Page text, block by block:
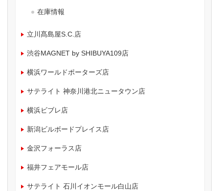
在庫情報
立川髙島屋S.C.店
渋谷MAGNET by SHIBUYA109店
横浜ワールドポーターズ店
サテライト 神奈川港北ニュータウン店
横浜ビブレ店
新潟ビルボードプレイス店
金沢フォーラス店
福井フェアモール店
サテライト 石川イオンモール白山店